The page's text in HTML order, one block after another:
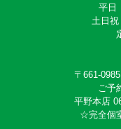
平日
土日
〒661-
ご予
平野本店
☆完全個